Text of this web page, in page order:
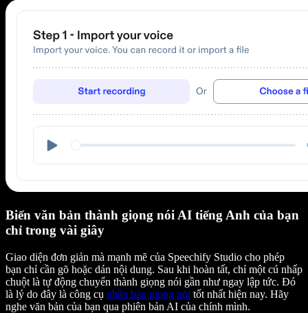
Biến văn bản thành giọng nói AI tiếng Anh của bạn
chỉ trong vài giây
Giao diện đơn giản mà mạnh mẽ của Speechify Studio cho phép
bạn chỉ cần gõ hoặc dán nội dung. Sau khi hoàn tất, chỉ một cú nhấp
chuột là tự động chuyển thành giọng nói gần như ngay lập tức. Đó
là lý do đây là công cụ nhân bản giọng nói tốt nhất hiện nay. Hãy
nghe văn bản của bạn qua phiên bản AI của chính mình.